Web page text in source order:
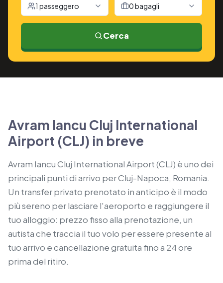
1 passeggero 0 bagagli
Cerca
Avram Iancu Cluj International
Airport (CLJ) in breve
Avram Iancu Cluj International Airport (CLJ) è uno dei
principali punti di arrivo per Cluj-Napoca, Romania.
Un transfer privato prenotato in anticipo è il modo
più sereno per lasciare l'aeroporto e raggiungere il
tuo alloggio: prezzo fisso alla prenotazione, un
autista che traccia il tuo volo per essere presente al
tuo arrivo e cancellazione gratuita fino a 24 ore
prima del ritiro.